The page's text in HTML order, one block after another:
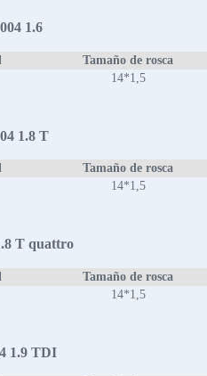
1.6
Tamaño de rosca
14*1,5
1.8 T
Tamaño de rosca
14*1,5
T quattro
Tamaño de rosca
14*1,5
1.9 TDI